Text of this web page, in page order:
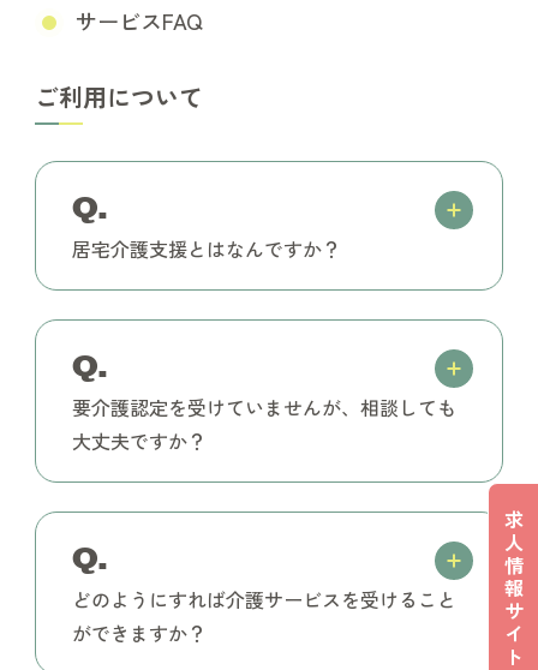
求
人
情
報
サ
イ
ト
サービスFAQ
ご利用について
Q.
居宅介護支援とはなんですか？
Q.
要介護認定を受けていませんが、相談しても
大丈夫ですか？
Q.
どのようにすれば介護サービスを受けること
ができますか？